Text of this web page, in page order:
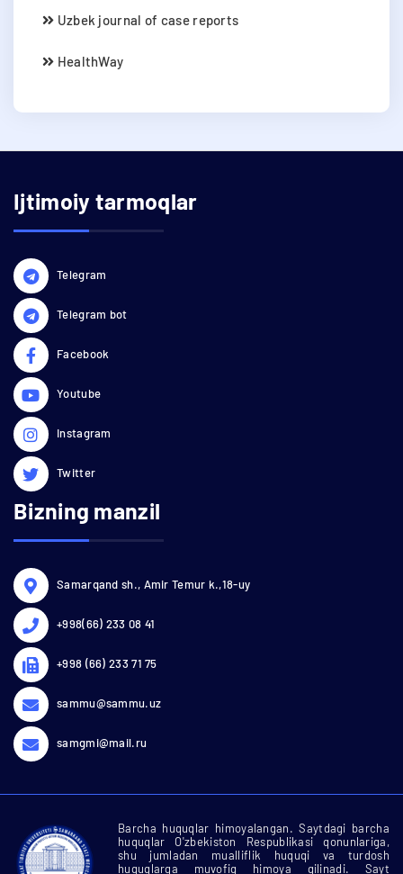
Uzbek journal of case reports
HealthWay
Ijtimoiy tarmoqlar
Telegram
Telegram bot
Facebook
Youtube
Instagram
Twitter
Bizning manzil
Samarqand sh., Amir Temur k.,18-uy
+998(66) 233 08 41
+998 (66) 233 71 75
sammu@sammu.uz
samgmi@mail.ru
Barcha huquqlar himoyalangan. Saytdagi barcha
huquqlar O'zbekiston Respublikasi qonunlariga,
shu jumladan mualliflik huquqi va turdosh
huquqlarga muvofiq himoya qilinadi. Sayt